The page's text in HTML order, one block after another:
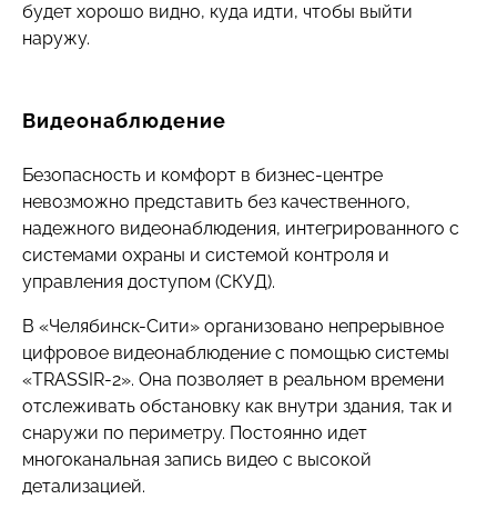
будет хорошо видно, куда идти, чтобы выйти
наружу.
Видеонаблюдение
Безопасность и комфорт в бизнес-центре
невозможно представить без качественного,
надежного видеонаблюдения, интегрированного с
системами охраны и системой контроля и
управления доступом (СКУД).
В «Челябинск-Сити» организовано непрерывное
цифровое видеонаблюдение с помощью системы
«TRASSIR-2». Она позволяет в реальном времени
отслеживать обстановку как внутри здания, так и
снаружи по периметру. Постоянно идет
многоканальная запись видео с высокой
детализацией.